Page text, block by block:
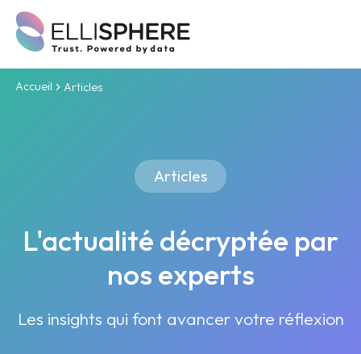
Accueil Articles
Articles
L'actualité décryptée par
nos experts
Les insights qui font avancer votre réflexion